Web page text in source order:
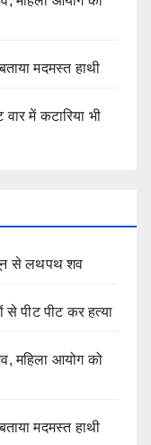
मदमस्त हाथी
में कटारिया भी
से लथपथ शव
से पीट पीट कर हत्या
महिला आयोग को
मदमस्त हाथी